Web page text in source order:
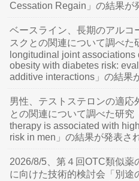
Cessation Regain」の結果が
ベースライン、長期のアルコ
スクとの関連について調べた
longitudinal joint
obesity with diabetes risk:
additive interactions」の結果
男性、テストステロンの適応
との関連について調べた研究
therapy is associated with
risk in men」の結果が発表さ
2026/8/5、第４回OTC類似薬
に向けた技術的検討会「別途